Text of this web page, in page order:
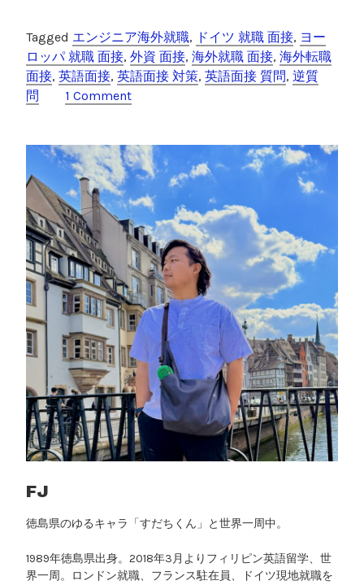
パ
の
英
は
日
本
違
う
｜
4
社
内
定
者
が
答
え
方
”
c
e
b
o
o
k
tt
er
e
c
k
et
Tagged エンジニア海外就職, ドイツ 就職 面接, ヨー
ロッパ 就職 面接, 外資 面接, 海外就職 面接, 海外転職
面接, 英語面接, 英語面接 対策, 英語面接 質問, 逆質
問
1 Comment
FJ
徳島県のゆるキャラ「すだちくん」と世界一周中。
1989年徳島県出身。2018年3月よりフィリピン英語留学、世
界一周。ロンドン就職、フランス駐在員、ドイツ現地就職を